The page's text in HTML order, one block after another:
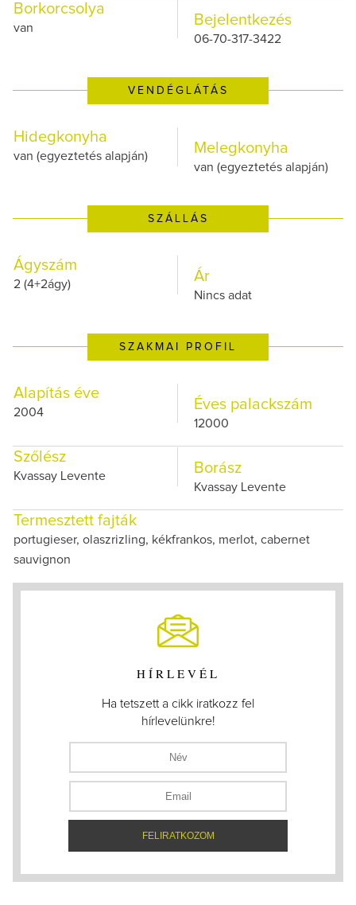
Borkorcsolya
van Bejelentkezés
06-70-317-3422
VENDÉGLÁTÁS
Hidegkonyha
van (egyeztetés alapján) Melegkonyha
van (egyeztetés alapján)
SZÁLLÁS
Ágyszám
2 (4+2ágy) Ár
Nincs adat
SZAKMAI PROFIL
Alapítás éve
2004 Éves palackszám
12000
Szőlész
Kvassay Levente Borász
Kvassay Levente
Termesztett fajták
portugieser, olaszrizling, kékfrankos, merlot, cabernet
sauvignon
HÍRLEVÉL
Ha tetszett a cikk iratkozz fel
hírlevelünkre!